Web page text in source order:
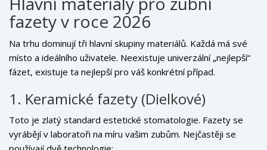
aktuální situaci.
fazety v roce 2026
Na trhu dominují tři hlavní skupiny materiálů. Každá má své
místo a ideálního uživatele. Neexistuje univerzální „nejlepší“
fázet, existuje ta nejlepší pro váš konkrétní případ.
1. Keramické fazety (Dielkové)
Toto je zlatý standard estetické stomatologie. Fazety se
vyrábějí v laboratoři na míru vašim zubům. Nejčastěji se